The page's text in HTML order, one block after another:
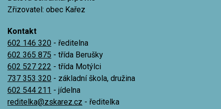
Zřizovatel: obec Kařez
Kontakt
602 146 320 - ředitelna
602 365 875 - třída Berušky
602 527 222 - třída Motýlci
737 353 320 - základní škola, družina
602 544 211 - jídelna
reditelka@zskarez.cz - ředitelka